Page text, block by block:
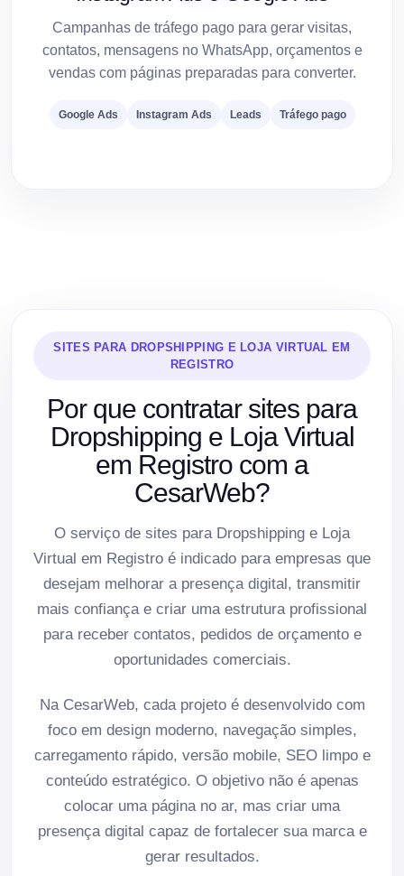
Campanhas de tráfego pago para gerar visitas,
contatos, mensagens no WhatsApp, orçamentos e
vendas com páginas preparadas para converter.
Google Ads Instagram Ads Leads Tráfego pago
SITES PARA DROPSHIPPING E LOJA VIRTUAL EM
REGISTRO
Por que contratar sites para
Dropshipping e Loja Virtual
em Registro com a
CesarWeb?
O serviço de sites para Dropshipping e Loja
Virtual em Registro é indicado para empresas que
desejam melhorar a presença digital, transmitir
mais confiança e criar uma estrutura profissional
para receber contatos, pedidos de orçamento e
oportunidades comerciais.
Na CesarWeb, cada projeto é desenvolvido com
foco em design moderno, navegação simples,
carregamento rápido, versão mobile, SEO limpo e
conteúdo estratégico. O objetivo não é apenas
colocar uma página no ar, mas criar uma
presença digital capaz de fortalecer sua marca e
gerar resultados.